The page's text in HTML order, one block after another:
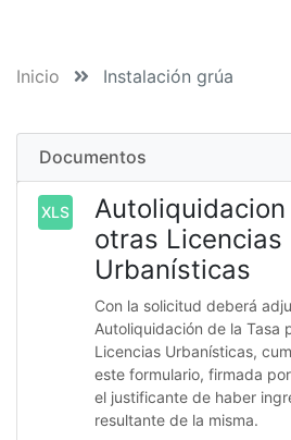
Inicio Instalación grúa
Documentos
XLS
otras Licencias
Urbanísticas
Con la solicitud deberá
Autoliquidación de la Tasa
Licencias Urbanísticas,
este formulario, firmada
el justificante de haber
resultante de la misma.